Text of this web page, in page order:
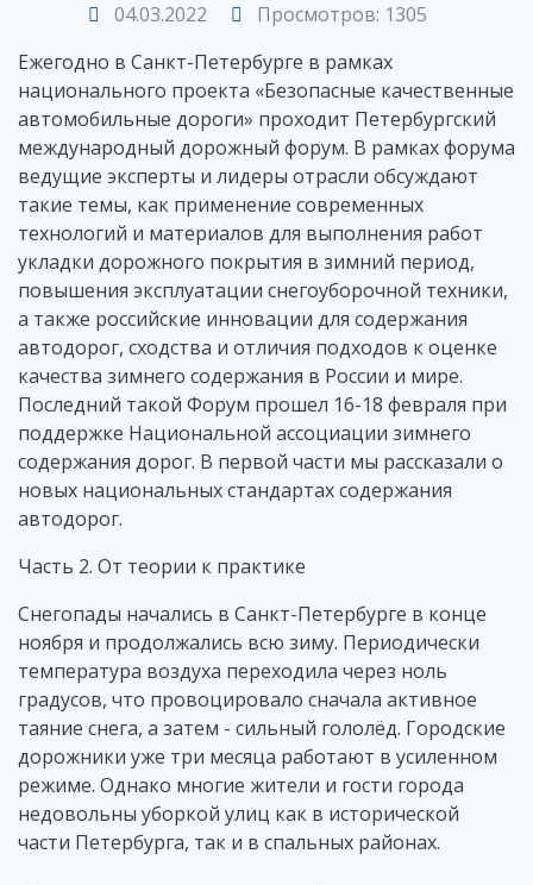
04.03.2022
Просмотров: 1305
Ежегодно в Санкт-Петербурге в рамках
национального проекта «Безопасные качественные
автомобильные дороги» проходит Петербургский
международный дорожный форум. В рамках форума
ведущие эксперты и лидеры отрасли обсуждают
такие темы, как применение современных
технологий и материалов для выполнения работ
укладки дорожного покрытия в зимний период,
повышения эксплуатации снегоуборочной техники,
а также российские инновации для содержания
автодорог, сходства и отличия подходов к оценке
качества зимнего содержания в России и мире.
Последний такой Форум прошел 16-18 февраля при
поддержке Национальной ассоциации зимнего
содержания дорог. В первой части мы рассказали о
новых национальных стандартах содержания
автодорог.
Часть 2. От теории к практике
Снегопады начались в Санкт-Петербурге в конце
ноября и продолжались всю зиму. Периодически
температура воздуха переходила через ноль
градусов, что провоцировало сначала активное
таяние снега, а затем - сильный гололёд. Городские
дорожники уже три месяца работают в усиленном
режиме. Однако многие жители и гости города
недовольны уборкой улиц как в исторической
части Петербурга, так и в спальных районах.